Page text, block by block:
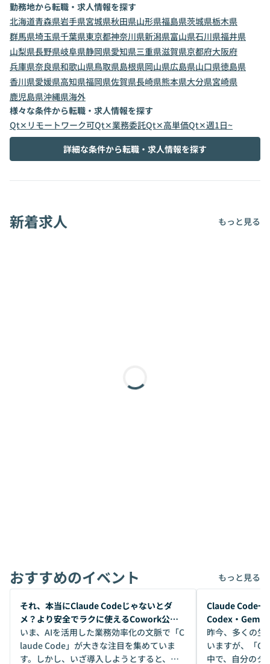
勤務地から転職・求人情報を探す
北海道青森県岩手県宮城県秋田県山形県福島県茨城県栃木県
群馬県埼玉県千葉県東京都神奈川県新潟県富山県石川県福井県
山梨県長野県岐阜県静岡県愛知県三重県滋賀県京都府大阪府
兵庫県奈良県和歌山県鳥取県島根県岡山県広島県山口県徳島県
香川県愛媛県高知県福岡県佐賀県長崎県熊本県大分県宮崎県
鹿児島県沖縄県海外
様々な条件から転職・求人情報を探す
Qt✕リモートワーク可Qt✕業務委託Qt✕高単価Qt✕週1日~
詳細な条件から転職・求人情報を探す
新着求人 もっと見る
おすすめのイベント もっと見る
開催前
それ、本当にClaude Codeじゃないとダ
メ？より安全でラクに使えるCowork公開
デモ
いま、AIを活用した業務効率化の文脈で「C
laude Code」が大きな注目を集めていま
す。しかし、いざ導入しようとすると、セ
開催前
Claude Code一
Codex・
昨今、多くの生
いますが、「
中で、自分のタ